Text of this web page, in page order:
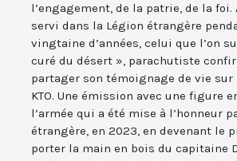
l’engagement, de la patrie, de la foi.
servi dans la Légion étrangère
vingtaine d’années, celui que l’on
curé du désert », parachutiste
partager son témoignage de vie sur
KTO. Une émission avec une figure
l’armée qui a été mise à l’honneur
étrangère, en 2023, en devenant le
porter la main en bois du capitaine